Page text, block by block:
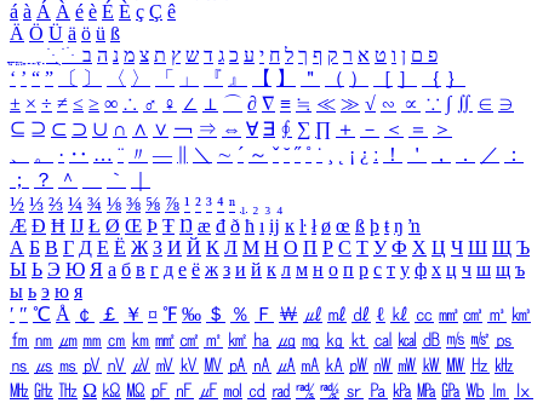
á à Á À é è É È ç Ç ê
Ä Ö Ü ä ö ü ß
ִֶֹ ֻּ ׁׂ פ ם ן ו ט א ר ק ף ך ל ח י ע כ ג ד ש ץ ת צ מ נ ה ב
‘ ’ “ ” 〔 〕 〈 〉 「 」 『 』 【 】 ＂ （ ） ［ ］ ｛ ｝
± × ÷ ≠ ≤ ≥ ∞ ∴ ♂ ♀ ∠ ⊥ ⌒ ∂ ∇ ≡ ≒ ≪ ≫ √ ∽ ∝ ∵ ∫ ∬ ∈ ∋
⊆ ⊇ ⊂ ⊃ ∪ ∩ ∧ ∨ ￢ ⇒ ⇔ ∀ ∃ ∮ ∑ ∏ ＋ － ＜ ＝
＞
、
。 · ‥ … ¨ 〃 ― ＼ ∼ ´ ～ ˇ ˘ ˝ ˚ ˙ ¸ ¡ ¿ ː ！ ＇ ， ． ／
：
；
？ ＾ ｀
½ ⅓ ⅔ ¼ ¾ ⅛ ⅜ ⅝ ⅞ ¹ ² ³ ⁴ ⁿ ₁ ₂ ₃ ₄
Æ Ð Ħ Ĳ Ł Ø Œ Þ Ŧ Ŋ æ đ ð ħ ı ĳ ĸ ŀ ł ø œ ß þ ŧ ŋ ŉ
А Б В Г Д Е Ё Ж З И Й К Л М Н О П Р С Т У Ф Х Ц Ч Ш Щ Ъ
Ы Ь Э Ю Я а б в г д е ё ж з и й к л м н о п р с т у ф х ц ч ш щ ъ
ы ь э ю я
′ ″ ℃ Å ￠ ￡ ￥ ¤ ℉ ‰ ＄ ％ Ｆ ￦ ㎕ ㎖ ㎗ ℓ ㎘ ㏄ ㎣ ㎤ ㎥ ㎦
㎙ ㎚ ㎛ ㎜ ㎝ ㎞ ㎟ ㎠ ㎡ ㎢ ㏊ ㎍ ㎎ ㎏ ㏏ ㎈ ㎉ ㏈ ㎧ ㎨ ㎰
㎱ ㎲ ㎳ ㎴ ㎵ ㎶ ㎷ ㎸ ㎹ ㎀ ㎁ ㎂ ㎃ ㎄ ㎺ ㎻ ㎽ ㎾ ㎿ ㎐ ㎑
㎒ ㎓ ㎔ Ω ㏀ ㏁ ㎊ ㎋ ㎌ ㏖ ㏅ ㎭ ㎮ ㎯ ㏛ ㎩ ㎪ ㎫ ㎬ ㏝ ㏐
㏓